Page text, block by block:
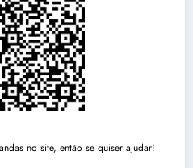
no site, então se quiser ajudar!